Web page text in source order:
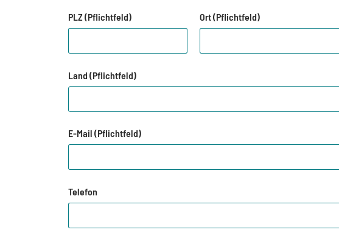
PLZ (Pflichtfeld) Ort (Pflichtfeld)
Land (Pflichtfeld)
E-Mail (Pflichtfeld)
Telefon